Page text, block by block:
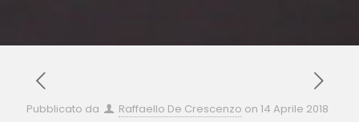
Pubblicato da Raffaello De Crescenzo on 14 Aprile 2018